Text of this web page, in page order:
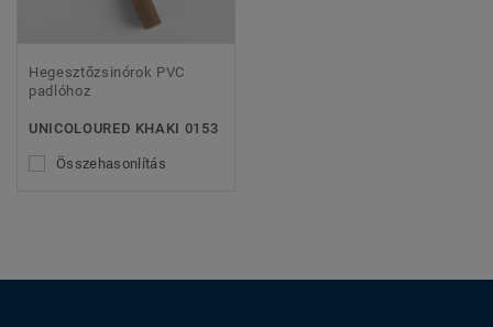
Hegesztőzsinórok PVC
padlóhoz
UNICOLOURED KHAKI 0153
Összehasonlítás